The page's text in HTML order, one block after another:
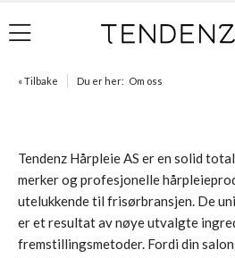
« Tilbake Du er her: Om oss
Tendenz Hårpleie AS er en solid
merker og profesjonelle
utelukkende til frisørbransjen. De
er et resultat av nøye utvalgte
fremstillingsmetoder. Fordi din